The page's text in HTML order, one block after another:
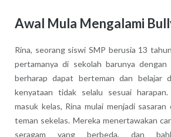
Awal Mula Mengalami
Rina, seorang siswi SMP berusia 13
pertamanya di sekolah barunya
berharap dapat berteman dan belajar
kenyataan tidak selalu sesuai
masuk kelas, Rina mulai menjadi
teman sekelas. Mereka menertawakan
seragam yang berbeda, dan